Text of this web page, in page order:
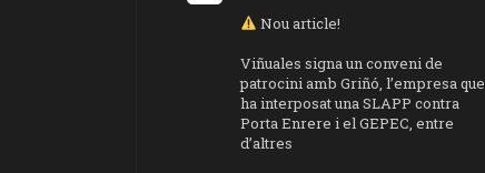
Nou article!
Viñuales signa un conveni de
patrocini amb Griñó, l’empresa que
ha interposat una SLAPP contra
Porta Enrere i el GEPEC, entre
d’altres